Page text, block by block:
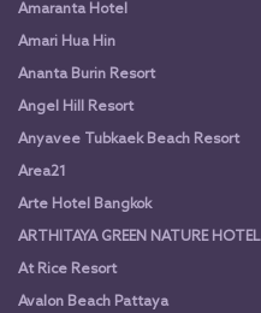
Amaranta Hotel
Amari Hua Hin
Ananta Burin Resort
Angel Hill Resort
Anyavee Tubkaek Beach Resort
Area21
Arte Hotel Bangkok
ARTHITAYA GREEN NATURE HOTEL
At Rice Resort
Avalon Beach Pattaya